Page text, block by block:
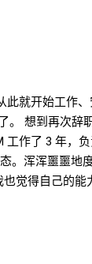
此就开始工作
想到再次辞
工作了 3 年，
。浑浑噩噩
觉得自己的
不是朋友了
尽量少和人